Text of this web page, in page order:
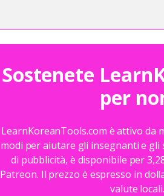
Sostenete
per
LearnKoreanTools.com è attivo
modi per aiutare gli insegnanti e gli
di pubblicità, è disponibile per
Patreon. Il prezzo è espresso in
valute